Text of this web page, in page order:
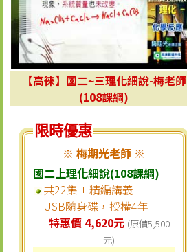
【高徠】國二~三理化細說-梅老師
(108課綱)
限時優惠
※ 梅期光老師 ※
國二上理化細說(108課綱)
共22集 + 精編講義
USB隨身碟，授權4年
特惠價 4,620元 (原價5,500
元)